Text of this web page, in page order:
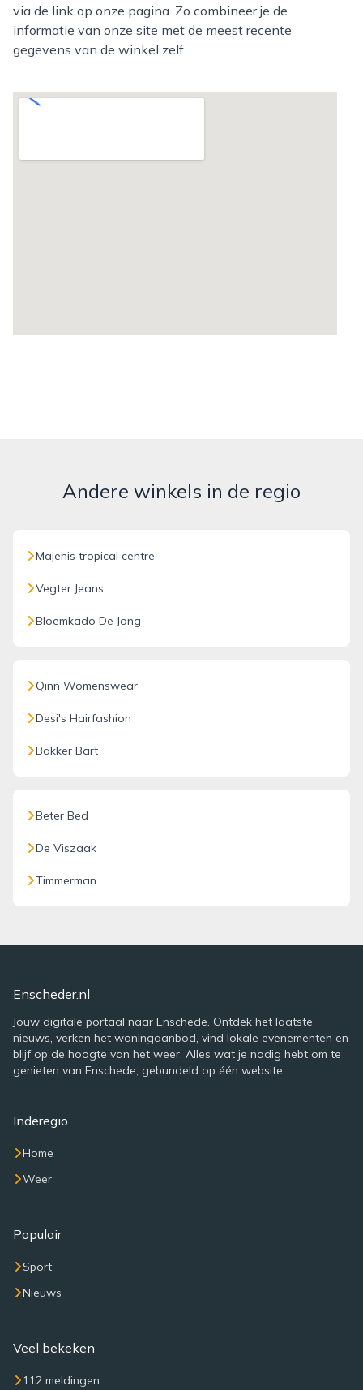
via de link op onze pagina. Zo combineer je de
informatie van onze site met de meest recente
gegevens van de winkel zelf.
Andere winkels in de regio
Majenis tropical centre
Vegter Jeans
Bloemkado De Jong
Qinn Womenswear
Desi's Hairfashion
Bakker Bart
Beter Bed
De Viszaak
Timmerman
Enscheder.nl
Jouw digitale portaal naar Enschede. Ontdek het laatste
nieuws, verken het woningaanbod, vind lokale evenementen en
blijf op de hoogte van het weer. Alles wat je nodig hebt om te
genieten van Enschede, gebundeld op één website.
Inderegio
Home
Weer
Populair
Sport
Nieuws
Veel bekeken
112 meldingen